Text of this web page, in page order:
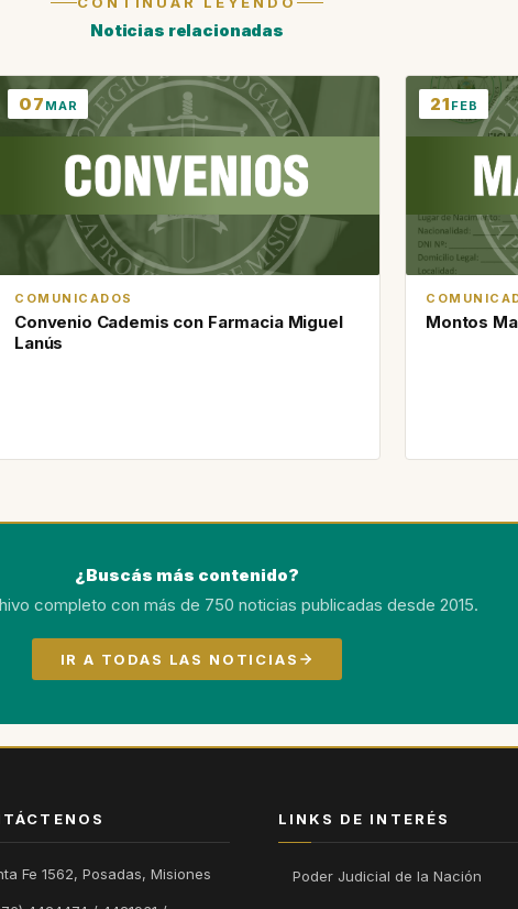
Noticias relacionadas
07 MAR
COMUNICADOS
Convenio Cademis con Farmacia Miguel
Lanús
21 FEB
Montos
¿Buscás más contenido?
completo con más de 750 noticias publicadas desde 2015.
IR A TODAS LAS NOTICIAS
Fe 1562, Posadas, Misiones
LINKS DE INTERÉS
Poder Judicial de la Nación